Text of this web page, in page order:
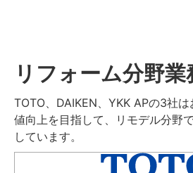
リフォーム分野
TOTO、DAIKEN、YKK APの3社
値向上を目指して、リモデル分野
しています。